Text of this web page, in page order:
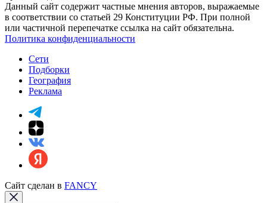
Данный сайт содержит частные мнения авторов, выражаемые
в соответствии со статьей 29 Конституции РФ. При полной
или частичной перепечатке ссылка на сайт обязательна.
Политика конфиденциальности
Сети
Подборки
География
Реклама
Сайт сделан в FANCY